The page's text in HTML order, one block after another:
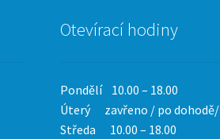
Otevírací hodiny
Pondělí 10.00 – 18.00
Úterý zavřeno / po dohodě/
Středa 10.00 – 18.00